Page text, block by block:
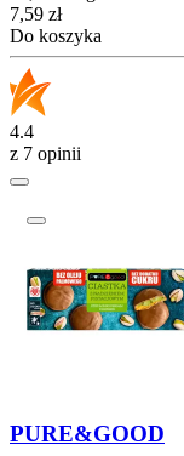
Cena
7,59 zł
Do koszyka
4.4
z 7 opinii
PURE&GOOD